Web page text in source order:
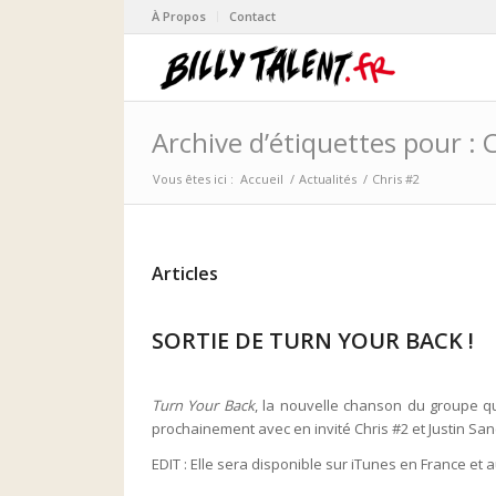
À Propos Contact
Archive d’étiquettes pour :
Vous êtes ici : Accueil / Actualités / Chris #2
Articles
SORTIE DE TURN YOUR BACK !
Turn Your Back, la nouvelle chanson du groupe
prochainement avec en invité Chris #2 et Justin
EDIT : Elle sera disponible sur iTunes en France et